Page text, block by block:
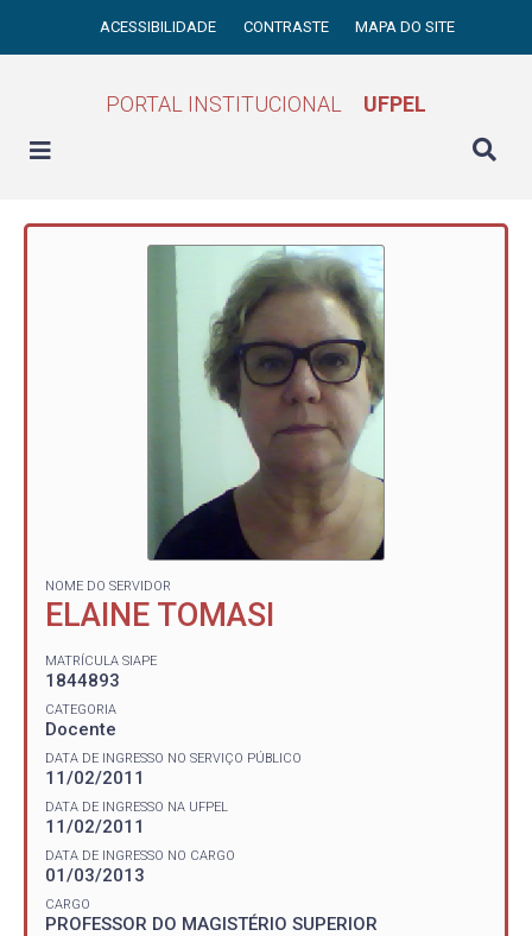
ACESSIBILIDADE CONTRASTE MAPA DO SITE
PORTAL INSTITUCIONAL UFPEL
NOME DO SERVIDOR
ELAINE TOMASI
MATRÍCULA SIAPE
1844893
CATEGORIA
Docente
DATA DE INGRESSO NO SERVIÇO PÚBLICO
11/02/2011
DATA DE INGRESSO NA UFPEL
11/02/2011
DATA DE INGRESSO NO CARGO
01/03/2013
CARGO
PROFESSOR DO MAGISTÉRIO SUPERIOR